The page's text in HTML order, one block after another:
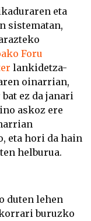
eta
sistematan,
Foru
lankidetza-
oinarrian,
ez da janari
askoz ere
eta hori da hain
helburua.
duten lehen
buruzko